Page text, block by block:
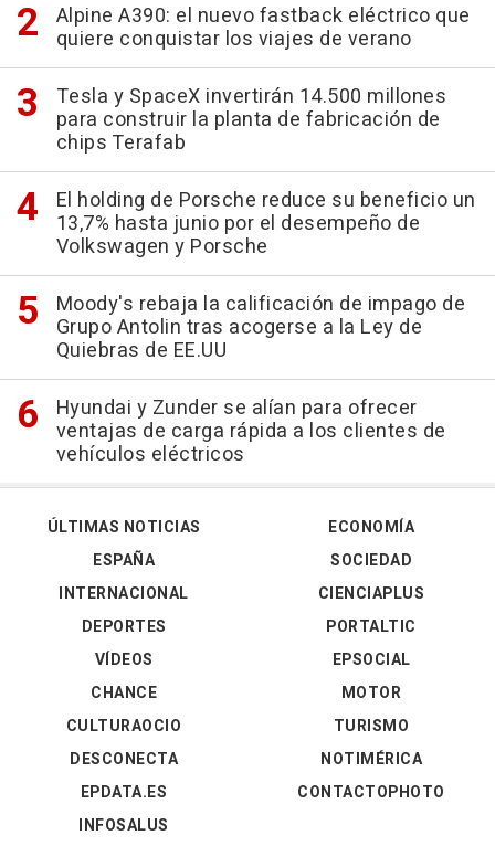
Alpine A390: el nuevo fastback eléctrico que
quiere conquistar los viajes de verano
Tesla y SpaceX invertirán 14.500 millones
para construir la planta de fabricación de
chips Terafab
El holding de Porsche reduce su beneficio un
13,7% hasta junio por el desempeño de
Volkswagen y Porsche
Moody's rebaja la calificación de impago de
Grupo Antolin tras acogerse a la Ley de
Quiebras de EE.UU
Hyundai y Zunder se alían para ofrecer
ventajas de carga rápida a los clientes de
vehículos eléctricos
ÚLTIMAS NOTICIAS
ESPAÑA
INTERNACIONAL
DEPORTES
VÍDEOS
ECONOMÍA
SOCIEDAD
CIENCIAPLUS
PORTALTIC
EPSOCIAL
CHANCE
CULTURAOCIO
DESCONECTA
EPDATA.ES
INFOSALUS
MOTOR
TURISMO
NOTIMÉRICA
CONTACTOPHOTO